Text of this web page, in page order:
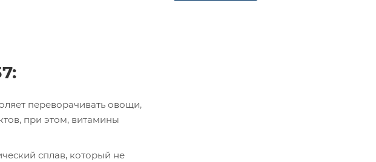
переворачивать овощи,
при этом, витамины
сплав, который не